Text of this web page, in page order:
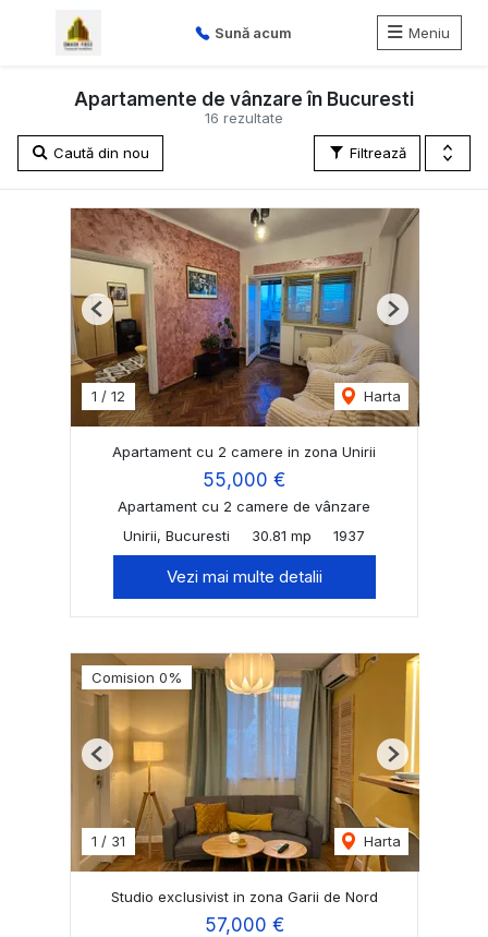
Sună acum Meniu
16 rezultate
Apartamente de vânzare în Bucuresti
Filtrează
Caută din nou
1 / 12 Harta
Previous Next
Apartament cu 2 camere in zona Unirii
55,000 €
Apartament cu 2 camere de vânzare
Unirii, Bucuresti
30.81 mp 1937
Vezi mai multe detalii
Comision 0%
1 / 31 Harta
Previous Next
Studio exclusivist in zona Garii de Nord
57,000 €